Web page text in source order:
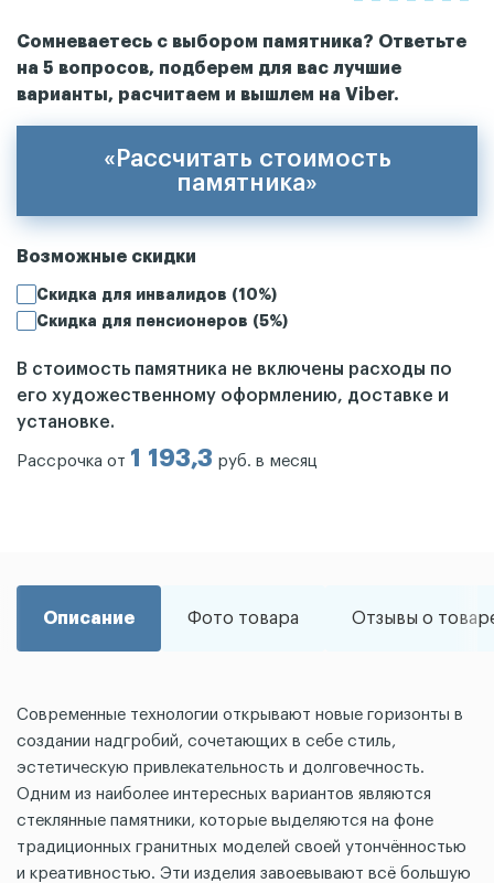
Сомневаетесь с выбором памятника? Ответьте
на 5 вопросов, подберем для вас лучшие
варианты, расчитаем и вышлем на Viber.
«Рассчитать стоимость
памятника»
Возможные скидки
Скидка для инвалидов (10%)
Скидка для пенсионеров (5%)
В стоимость памятника не включены расходы по
его художественному оформлению, доставке и
установке.
Рассрочка от 1 193,3 руб. в месяц
Описание Фото товара Отзывы о
Современные технологии открывают новые горизонты в
создании надгробий, сочетающих в себе стиль,
эстетическую привлекательность и долговечность.
Одним из наиболее интересных вариантов являются
стеклянные памятники, которые выделяются на фоне
традиционных гранитных моделей своей утончённостью
и креативностью. Эти изделия завоевывают всё большую